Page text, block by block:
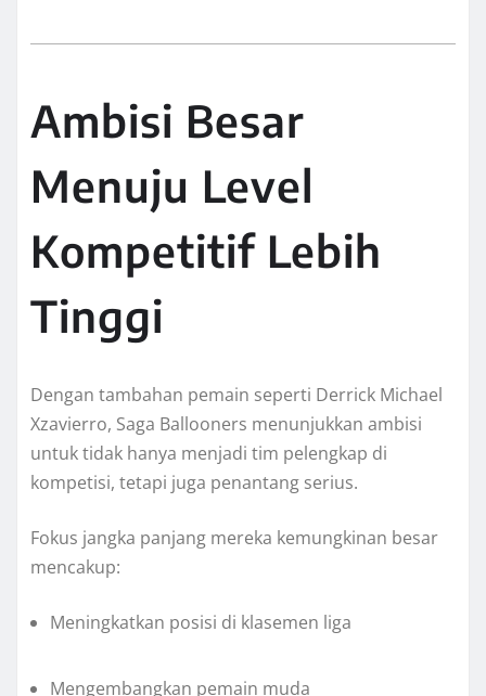
Ambisi Besar
Menuju Level
Kompetitif Lebih
Tinggi
Dengan tambahan pemain seperti Derrick Michael
Xzavierro, Saga Ballooners menunjukkan ambisi
untuk tidak hanya menjadi tim pelengkap di
kompetisi, tetapi juga penantang serius.
Fokus jangka panjang mereka kemungkinan besar
mencakup:
Meningkatkan posisi di klasemen liga
Mengembangkan pemain muda